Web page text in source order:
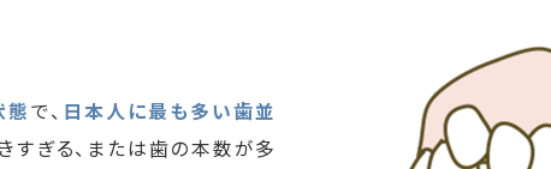
態で、 日本人に最も多い歯並
すぎる、または歯の本数が多